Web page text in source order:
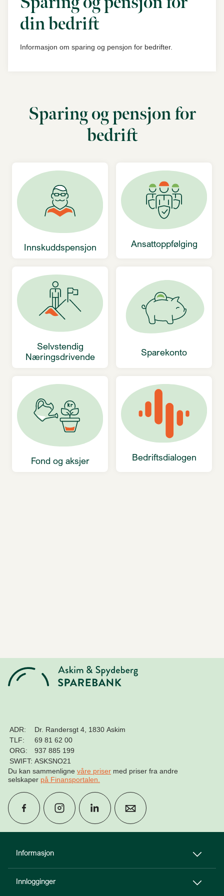
din bedrift
Informasjon om sparing og pensjon for bedrifter.
Sparing og pensjon for
bedrift
Innskuddspensjon Ansattoppfølging
Selvstendig
Næringsdrivende
Sparekonto
Fond og aksjer Bedriftsdialogen
Informasjon
Innlogginger
ADR:
Dr. Randersgt 4, 1830 Askim
TLF:
69 81 62 00
ORG:
937 885 199
SWIFT: ASKSNO21
Du kan sammenligne våre priser med priser fra andre
selskaper på Finansportalen